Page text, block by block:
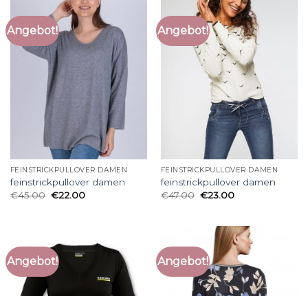
Angebot!
FEINSTRICKPULLOVER DAMEN
feinstrickpullover damen
€45.00 €22.00
Angebot!
FEINSTRICKPULLOVER DAMEN
feinstrickpullover damen
€47.00 €23.00
Angebot! Angebot!